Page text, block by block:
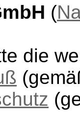
(
die